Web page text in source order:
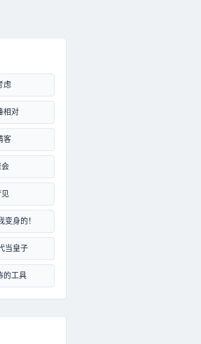
虑
相对
客
会
见
变身的！
当皇子
的工具